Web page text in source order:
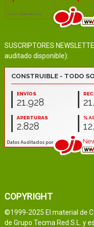
SUSCRIPTORES
auditado disponible):
COPYRIGHT
©1999-2025 El material de
de Grupo Tecma Red S.L. y